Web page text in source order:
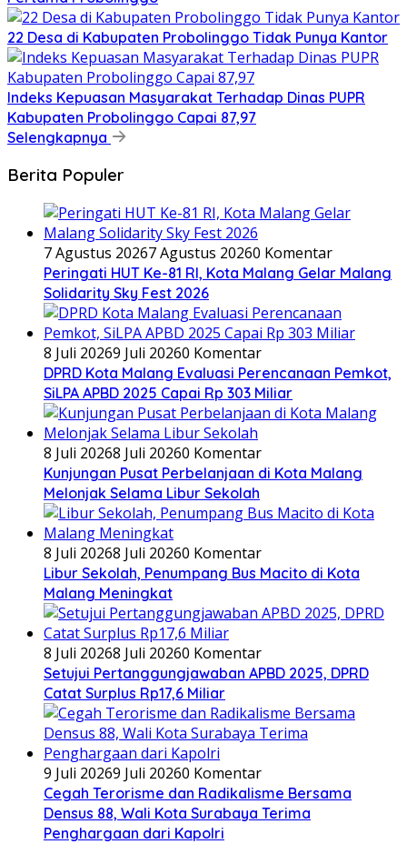
22 Desa di Kabupaten Probolinggo Tidak Punya Kantor
Indeks Kepuasan Masyarakat Terhadap Dinas PUPR
Kabupaten Probolinggo Capai 87,97
Selengkapnya
Berita Populer
7 Agustus 20267 Agustus 20260 Komentar
Peringati HUT Ke-81 RI, Kota Malang Gelar Malang
Solidarity Sky Fest 2026
8 Juli 20269 Juli 20260 Komentar
DPRD Kota Malang Evaluasi Perencanaan Pemkot,
SiLPA APBD 2025 Capai Rp 303 Miliar
8 Juli 20268 Juli 20260 Komentar
Kunjungan Pusat Perbelanjaan di Kota Malang
Melonjak Selama Libur Sekolah
8 Juli 20268 Juli 20260 Komentar
Libur Sekolah, Penumpang Bus Macito di Kota
Malang Meningkat
8 Juli 20268 Juli 20260 Komentar
Setujui Pertanggungjawaban APBD 2025, DPRD
Catat Surplus Rp17,6 Miliar
9 Juli 20269 Juli 20260 Komentar
Cegah Terorisme dan Radikalisme Bersama
Densus 88, Wali Kota Surabaya Terima
Penghargaan dari Kapolri